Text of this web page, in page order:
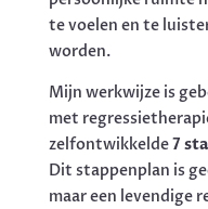
te voelen en te
worden.
Mijn werkwijze is
met
zelfontwikkelde7
Dit stappenplan is
maar een levendige